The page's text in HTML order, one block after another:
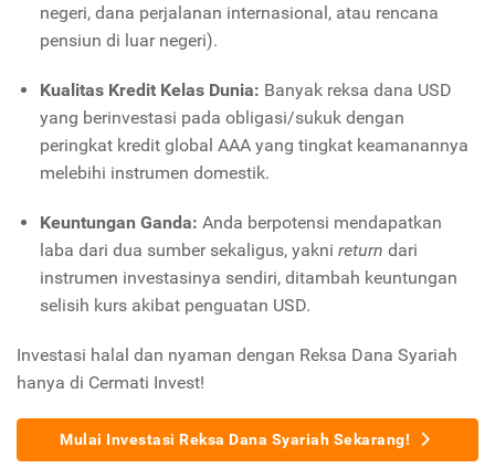
negeri, dana perjalanan internasional, atau rencana
pensiun di luar negeri).
Kualitas Kredit Kelas Dunia: Banyak reksa dana USD
yang berinvestasi pada obligasi/sukuk dengan
peringkat kredit global AAA yang tingkat keamanannya
melebihi instrumen domestik.
Keuntungan Ganda: Anda berpotensi mendapatkan
laba dari dua sumber sekaligus, yakni return dari
instrumen investasinya sendiri, ditambah keuntungan
selisih kurs akibat penguatan USD.
Investasi halal dan nyaman dengan Reksa Dana Syariah
hanya di Cermati Invest!
Mulai Investasi Reksa Dana Syariah Sekarang!